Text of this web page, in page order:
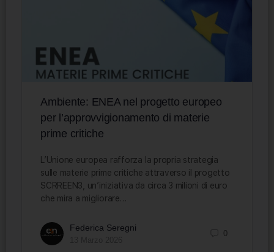
Ambiente: ENEA nel progetto europeo
per l’approvvigionamento di materie
prime critiche
L’Unione europea rafforza la propria strategia
sulle materie prime critiche attraverso il progetto
SCRREEN3, un’iniziativa da circa 3 milioni di euro
che mira a migliorare…
Federica Seregni
0